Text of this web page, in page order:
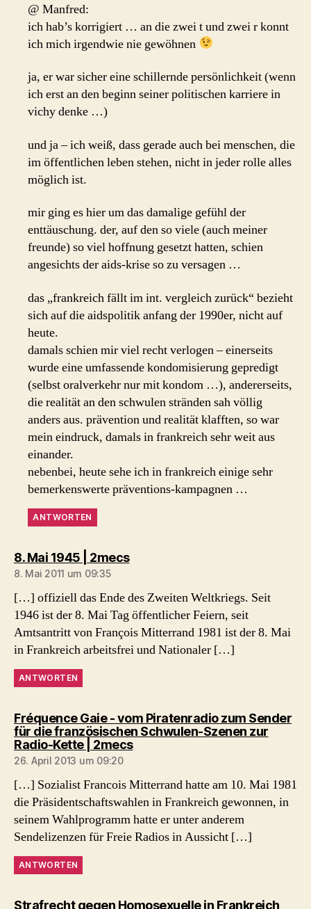
@ Manfred:
ich hab’s korrigiert … an die zwei t und zwei r konnt
ich mich irgendwie nie gewöhnen
ja, er war sicher eine schillernde persönlichkeit (wenn
ich erst an den beginn seiner politischen karriere in
vichy denke …)
und ja – ich weiß, dass gerade auch bei menschen, die
im öffentlichen leben stehen, nicht in jeder rolle alles
möglich ist.
mir ging es hier um das damalige gefühl der
enttäuschung. der, auf den so viele (auch meiner
freunde) so viel hoffnung gesetzt hatten, schien
angesichts der aids-krise so zu versagen …
das „frankreich fällt im int. vergleich zurück“ bezieht
sich auf die aidspolitik anfang der 1990er, nicht auf
heute.
damals schien mir viel recht verlogen – einerseits
wurde eine umfassende kondomisierung gepredigt
(selbst oralverkehr nur mit kondom …), andererseits,
die realität an den schwulen stränden sah völlig
anders aus. prävention und realität klafften, so war
mein eindruck, damals in frankreich sehr weit aus
einander.
nebenbei, heute sehe ich in frankreich einige sehr
bemerkenswerte präventions-kampagnen …
ANTWORTEN
8. Mai 1945 | 2mecssagt:
8. Mai 2011 um 09:35
[…] offiziell das Ende des Zweiten Weltkriegs. Seit
1946 ist der 8. Mai Tag öffentlicher Feiern, seit
Amtsantritt von François Mitterrand 1981 ist der 8. Mai
in Frankreich arbeitsfrei und Nationaler […]
ANTWORTEN
Fréquence Gaie - vom Piratenradio zum Sender
für die französischen Schwulen-Szenen zur
Radio-Kette | 2mecssagt:
26. April 2013 um 09:20
[…] Sozialist Francois Mitterrand hatte am 10. Mai 1981
die Präsidentschaftswahlen in Frankreich gewonnen, in
seinem Wahlprogramm hatte er unter anderem
Sendelizenzen für Freie Radios in Aussicht […]
ANTWORTEN
Strafrecht gegen Homosexuelle in Frankreichsagt: